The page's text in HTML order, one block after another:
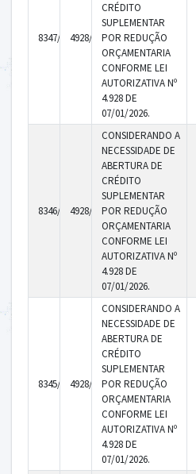
8347/20264928/2026
CRÉDITO
SUPLEMENTAR
POR REDUÇÃO
ORÇAMENTARIA
CONFORME LEI
AUTORIZATIVA Nº
4.928 DE
07/01/2026.
8346/20264928/2026
CONSIDERANDO A
NECESSIDADE DE
ABERTURA DE
CRÉDITO
SUPLEMENTAR
POR REDUÇÃO
ORÇAMENTARIA
CONFORME LEI
AUTORIZATIVA Nº
4.928 DE
07/01/2026.
8345/20264928/2026
CONSIDERANDO A
NECESSIDADE DE
ABERTURA DE
CRÉDITO
SUPLEMENTAR
POR REDUÇÃO
ORÇAMENTARIA
CONFORME LEI
AUTORIZATIVA Nº
4.928 DE
07/01/2026.